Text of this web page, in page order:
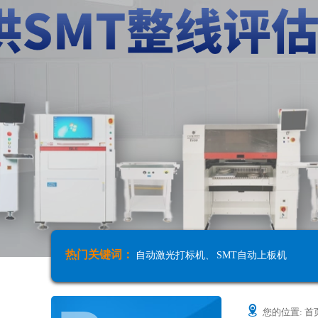
热门关键词： 自动激光打标机、 SMT自动上板机
您的位置: 首